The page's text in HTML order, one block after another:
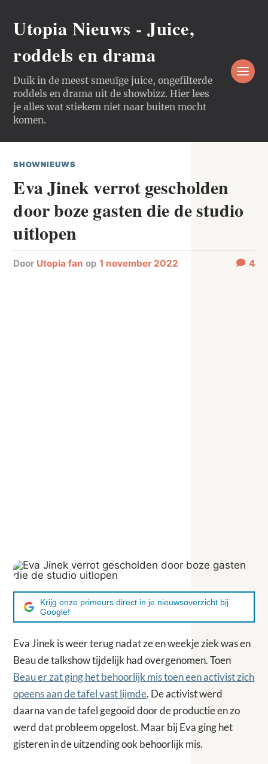
Utopia Nieuws - Juice,
roddels en drama
Duik in de meest smeuïge juice, ongefilterde
roddels en drama uit de showbizz. Hier lees
je alles wat stiekem niet naar buiten mocht
komen.
SHOWNIEUWS
Eva Jinek verrot gescholden
door boze gasten die de studio
uitlopen
door Utopia fan op1 november 2022 4
Krijg onze primeurs direct in je nieuwsoverzicht bij
Google!
Eva Jinek is weer terug nadat ze en weekje ziek was en
Beau de talkshow tijdelijk had overgenomen. Toen
Beau er zat ging het behoorlijk mis toen een activist zich
opeens aan de tafel vast lijmde. De activist werd
daarna van de tafel gegooid door de productie en zo
werd dat probleem opgelost. Maar bij Eva ging het
gisteren in de uitzending ook behoorlijk mis.